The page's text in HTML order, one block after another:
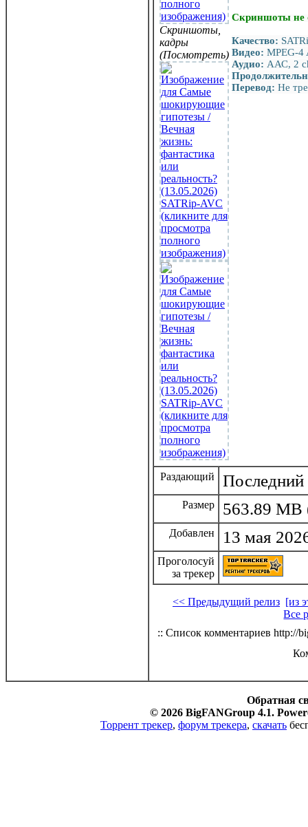
Скриншоты,
кадры
(Посмотреть)
Скриншоты не
Качество:
Видео: MPEG-4
Аудио: ААС, 2
Перевод: Не
Раздающий Последний
Размер 563.89 MB
Добавлен 13 мая
Проголосуй
за трекер
<< Предыдущий релиз [из
Все
:: Список комментариев http://
Обратная
© 2026 BigFANGroup 4.1.
Торрент трекер, форум трекера, скачать